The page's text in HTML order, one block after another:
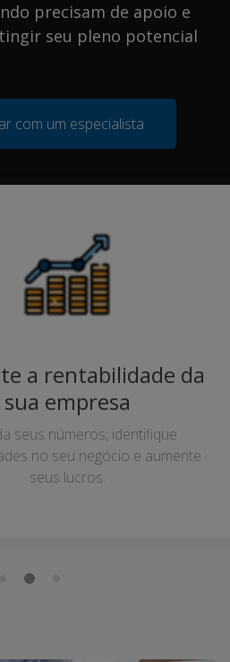
precisam de apoio e
seu pleno potencial
com um especialista
rentabilidade da
empresa
números, identifique
seu negócio e aumente
seus lucros.